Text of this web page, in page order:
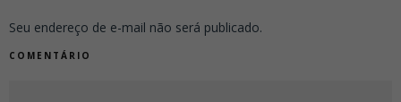
Seu endereço de e-mail não será publicado.
COMENTÁRIO